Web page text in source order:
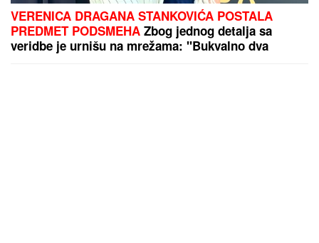
VERENICA DRAGANA STANKOVIĆA POSTALA
PREDMET PODSMEHA Zbog jednog detalja sa
veridbe je urnišu na mrežama: "Bukvalno dva